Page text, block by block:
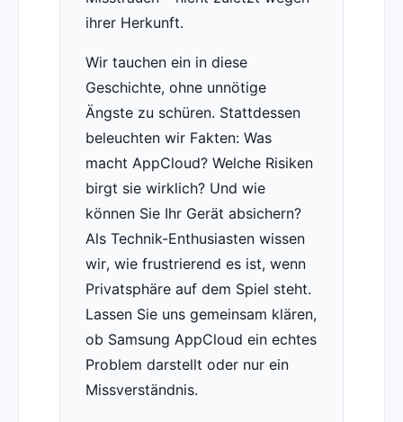
ihrer Herkunft.
Wir tauchen ein in diese
Geschichte, ohne unnötige
Ängste zu schüren. Stattdessen
beleuchten wir Fakten: Was
macht AppCloud? Welche Risiken
birgt sie wirklich? Und wie
können Sie Ihr Gerät absichern?
Als Technik-Enthusiasten wissen
wir, wie frustrierend es ist, wenn
Privatsphäre auf dem Spiel steht.
Lassen Sie uns gemeinsam klären,
ob Samsung AppCloud ein echtes
Problem darstellt oder nur ein
Missverständnis.